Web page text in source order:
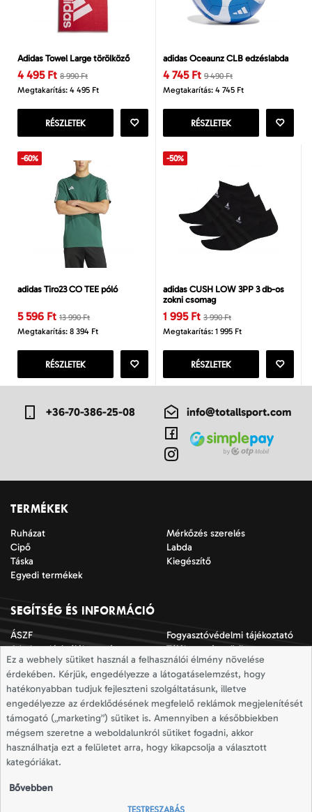
Adidas Towel Large törölköző
4 495 Ft 8 990 Ft
Megtakarítás: 4 495 Ft
RÉSZLETEK
adidas Oceaunz CLB edzéslabda
4 745 Ft 9 490 Ft
Megtakarítás: 4 745 Ft
RÉSZLETEK
-60%
adidas Tiro23 CO TEE póló
5 596 Ft 13 990 Ft
Megtakarítás: 8 394 Ft
RÉSZLETEK
-50%
adidas CUSH LOW 3PP 3 db-os
zokni csomag
1 995 Ft 3 990 Ft
Megtakarítás: 1 995 Ft
RÉSZLETEK
+36-70-386-25-08 info@totallsport.com
TERMÉKEK
Ruházat
Mérkőzés szerelés
Cipő
Labda
Táska
Kiegészítő
Egyedi termékek
SEGÍTSÉG ÉS INFORMÁCIÓ
ÁSZF
Fogyasztóvédelmi tájékoztató
Adatkezelési tájékoztató
Tájékoztató a sütik
alkalmazásáról
Jogi nyilatkozat
Impresszum
Elállási nyilatkozat
Mérettáblázatok
Szállítási információk
Elállás a szerződéstől
Totallsport © 2026
Minden jog fenntartva
Ez a webhely sütiket használ a felhasználói élmény növelése
érdekében. Kérjük, engedélyezze a látogatáselemzést, hogy
hatékonyabban tudjuk fejleszteni szolgáltatásunk, illetve
engedélyezze az érdeklődésének megfelelő reklámok megjelenítését
támogató („marketing”) sütiket is. Amennyiben a későbbiekben
mégsem szeretne a weboldalunkról sütiket fogadni, akkor
használhatja ezt a felületet arra, hogy kikapcsolja a választott
kategóriákat.
Bővebben
TESTRESZABÁS